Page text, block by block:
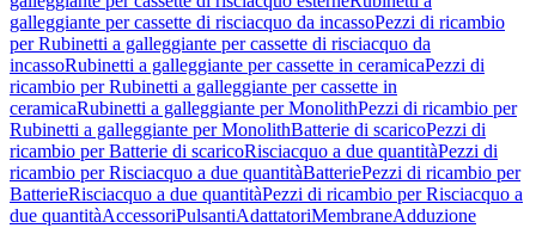
galleggiante per cassette di risciacquo da incassoPezzi di ricambio
per Rubinetti a galleggiante per cassette di risciacquo da
incassoRubinetti a galleggiante per cassette in ceramicaPezzi di
ricambio per Rubinetti a galleggiante per cassette in
ceramicaRubinetti a galleggiante per MonolithPezzi di ricambio per
Rubinetti a galleggiante per MonolithBatterie di scaricoPezzi di
ricambio per Batterie di scaricoRisciacquo a due quantitàPezzi di
ricambio per Risciacquo a due quantitàBatteriePezzi di ricambio per
BatterieRisciacquo a due quantitàPezzi di ricambio per Risciacquo a
due quantitàAccessoriPulsantiAdattatoriMembraneAdduzione